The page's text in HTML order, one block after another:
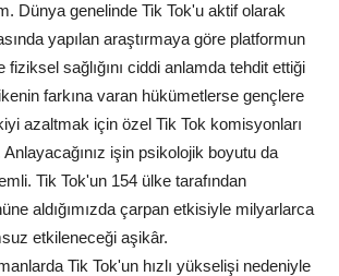
Dünya genelinde Tik Tok'u aktif olarak
yapılan araştırmaya göre platformun
sağlığını ciddi anlamda tehdit ettiği
farkına varan hükümetlerse gençlere
azaltmak için özel Tik Tok komisyonları
işin psikolojik boyutu da
Tik Tok'un 154 ülke tarafından
aldığımızda çarpan etkisiyle milyarlarca
etkileneceği aşikâr.
Tik Tok'un hızlı yükselişi nedeniyle